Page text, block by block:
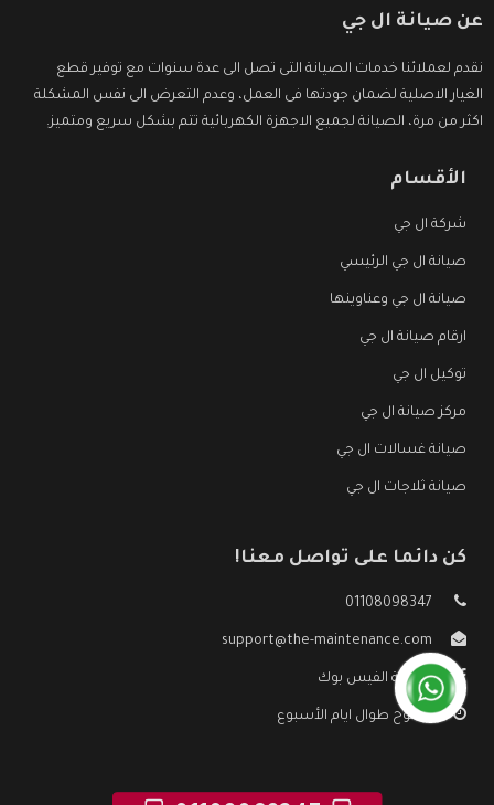
عن صيانة ال جي
نقدم لعملائنا خدمات الصيانة التى تصل الى عدة سنوات مع توفير قطع
الغيار الاصلية لضمان جودتها فى العمل، وعدم التعرض الى نفس المشكلة
اكثر من مرة، الصيانة لجميع الاجهزة الكهربائية تتم بشكل سريع ومتميز.
الأقسام
شركة ال جي
صيانة ال جي الرئيسي
صيانة ال جي وعناوينها
ارقام صيانة ال جي
توكيل ال جي
مركز صيانة ال جي
صيانة غسالات ال جي
صيانة ثلاجات ال جي
كن دائما على تواصل معنا!
01108098347
support@the-maintenance.com
صفحة الفيس بوك
مفتوح طوال ايام الأسبوع